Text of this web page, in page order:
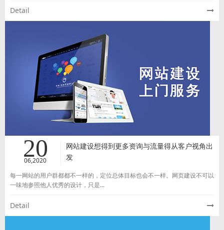
Detail
20
06,2020
网站建设想得到更多资询与流量得从客户视角出
发
每一网站的用户群都都不一样的，定位总体目标也会不一样。网页建设不可以
一味地参照他人优秀的设计，只是...
Detail